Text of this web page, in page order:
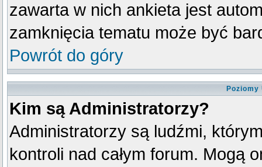
zawarta w nich ankieta jest
zamknięcia tematu może być
Powrót do góry
Kim są Administratorzy?
Administratorzy są ludźmi,
kontroli nad całym forum. Mogą